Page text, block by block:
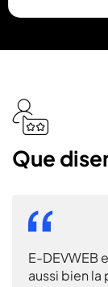
stars
Que
une des rares